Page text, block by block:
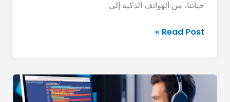
حياتنا، من الهواتف الذكية إلى
Read Post »
أفضل